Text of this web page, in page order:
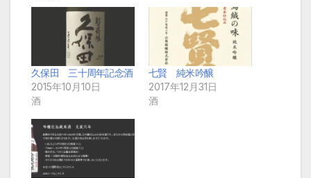
久保田 三十周年記念酒
2015年10月10日
酒
七賢 純米吟醸
2017年12月31日
酒